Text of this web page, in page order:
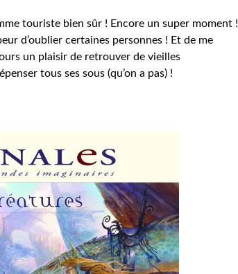
touriste bien sûr ! Encore un super moment !
d’oublier certaines personnes ! Et de me
un plaisir de retrouver de vieilles
tous ses sous (qu’on a pas) !